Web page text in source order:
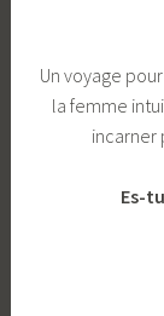
Un voyage
la femme
incarner
Es-